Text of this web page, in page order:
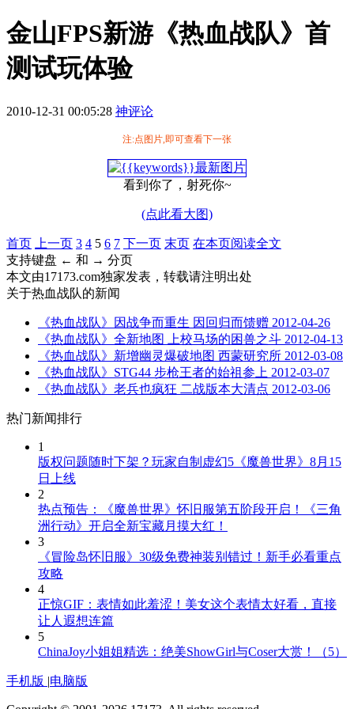
金山FPS新游《热血战队》首
测试玩体验
2010-12-31 00:05:28 神评论
注:点图片,即可查看下一张
看到你了，射死你~
(点此看大图)
首页 上一页 3 4 5 6 7 下一页 末页 在本页阅读全文
支持键盘 ← 和 → 分页
本文由17173.com独家发表，转载请注明出处
关于热血战队的新闻
《热血战队》因战争而重生 因回归而馈赠 2012-04-26
《热血战队》全新地图 上校马场的困兽之斗 2012-04-13
《热血战队》新增幽灵爆破地图 西蒙研究所 2012-03-08
《热血战队》STG44 步枪王者的始祖参上 2012-03-07
《热血战队》老兵也疯狂 二战版本大清点 2012-03-06
热门新闻排行
1
版权问题随时下架？玩家自制虚幻5《魔兽世界》8月15
日上线
2
热点预告：《魔兽世界》怀旧服第五阶段开启！《三角
洲行动》开启全新宝藏月摸大红！
3
《冒险岛怀旧服》30级免费神装别错过！新手必看重点
攻略
4
正惊GIF：表情如此羞涩！美女这个表情太好看，直接
让人遐想连篇
5
ChinaJoy小姐姐精选：绝美ShowGirl与Coser大赏！（5）
手机版 |电脑版